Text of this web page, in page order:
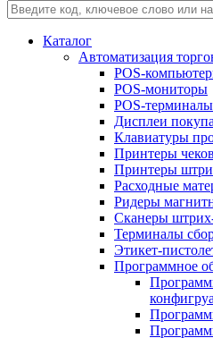
Каталог
Автоматизация
POS-
POS-мониторы
POS-терминалы
Дисплеи
Клавиатуры
Принтеры чеков
Принтеры
Расходные
Ридеры
Сканеры
Терминалы
Этикет-
Программное